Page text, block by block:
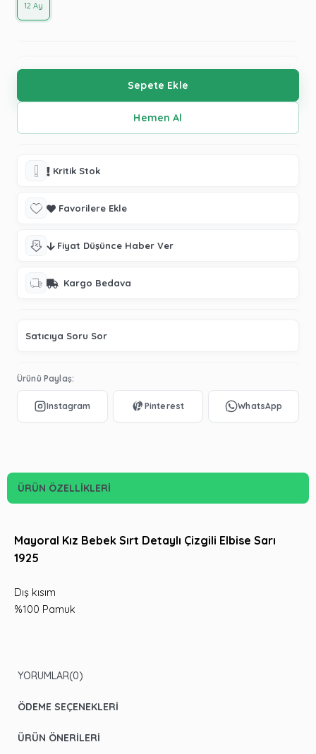
12 Ay
Kritik Stok
Favorilere Ekle
Fiyat Düşünce Haber Ver
Kargo Bedava
Satıcıya Soru Sor
Ürünü Paylaş:
ÜRÜN ÖZELLIKLERI
Mayoral Kız Bebek Sırt Detaylı Çizgili Elbise Sarı
1925
Dış kısım
%100 Pamuk
YORUMLAR(0)
ÖDEME SEÇENEKLERI
ÜRÜN ÖNERILERI